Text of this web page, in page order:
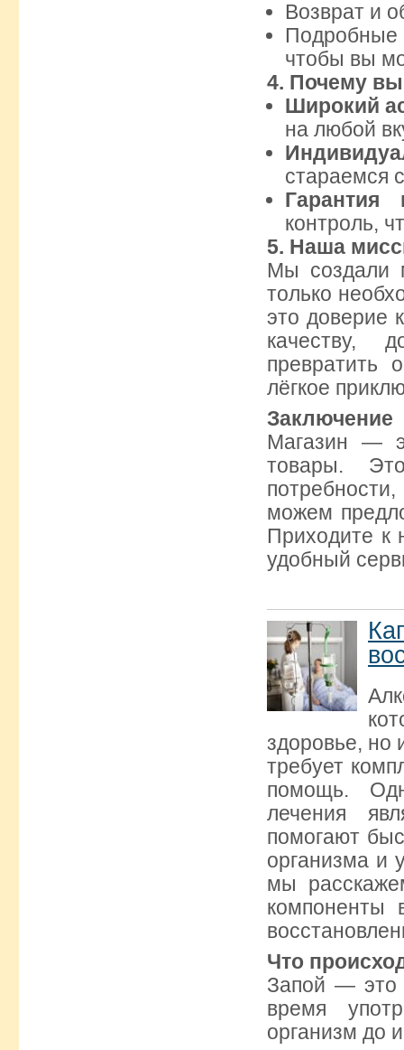
Возврат и
Подробные
чтобы вы
4. Почему
Широкий
на любой
стараемся
Гарантия
контроль,
5. Наша
Мы создали
только
это доверие
качеству,
превратить
лёгкое
Заключение
Магазин —
товары.
можем
Приходите к
удобный
здоровье, но
требует
помощь.
лечения
помогают
организма и
мы
компоненты
Что
Запой — это
время
организм до